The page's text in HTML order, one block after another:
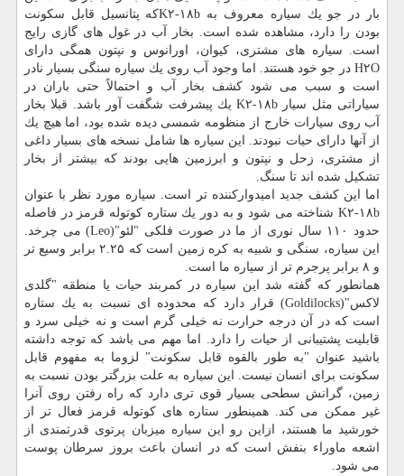
بار در جو یك سیاره معروف به K۲-۱۸bكه پتانسیل قابل سكونت
بودن را دارد، مشاهده شده است. بخار آب در غول های گازی رایج
است. سیاره های مشتری، كیوان، اورانوس و نپتون همگی دارای
H۲O در جو خود هستند. اما وجود آب روی یك سیاره سنگی بسیار نادر
است و سبب می شود كشف بخار آب و احتمالاً حتی باران در
سیاراتی مثل سیار K۲-۱۸b یك پیشرفت شگفت آور باشد. قبلا بخار
آب روی سیارات خارج از منظومه شمسی دیده شده بود، اما هیچ یك
از آنها دارای حیات نبودند. این سیاره ها شامل نسخه های بسیار داغی
از مشتری، زحل و نپتون و ابرزمین هایی بودند كه بیشتر از بخار
تشكیل شده اند تا سنگ.
اما این كشف جدید امیدواركننده تر است. سیاره مورد نظر با عنوان
K۲-۱۸b شناخته می شود و به دور یك ستاره كوتوله قرمز در فاصله
حدود ۱۱۰ سال نوری از ما در صورت فلكی "لئو"(Leo) می چرخد.
این سیاره، سنگی و شبیه به كره زمین است كه ۲.۲۵ برابر وسیع تر
و ۸ برابر پرجرم تر از سیاره ما است.
همانطور كه گفته شد این سیاره در كمربند حیات یا منطقه "گلدی
لاكس"(Goldilocks) قرار دارد كه محدوده ای نسبت به یك ستاره
است كه در آن درجه حرارت نه خیلی گرم است و نه خیلی سرد و
قابلیت پشتیبانی از حیات را دارد. اما مهم می باشد كه توجه داشته
باشید عنوان "به طور بالقوه قابل سكونت" لزوما به مفهوم قابل
سكونت برای انسان نیست. این سیاره به علت بزرگتر بودن نسبت به
زمین، گرانش سطحی بسیار قوی تری دارد كه راه رفتن روی آنرا
غیر ممكن می كند. همینطور ستاره های كوتوله قرمز فعال تر از
خورشید ما هستند، ازاین رو این سیاره میزبان پرتوی قدرتمندی از
اشعه ماوراء بنفش است كه در انسان باعث بروز سرطان پوست
می شود.